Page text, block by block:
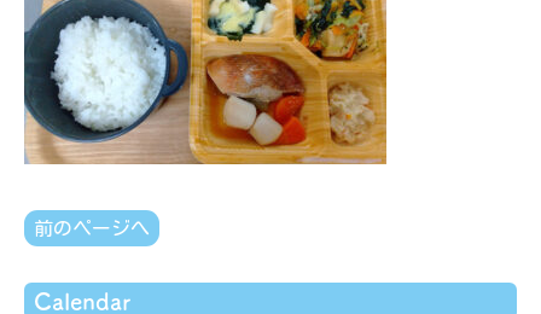
前のページへ
Calendar